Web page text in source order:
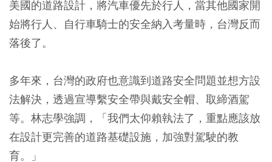
美國的道路設計，將汽車優先於行人，當其他國家開
始將行人、自行車騎士的安全納入考量時，台灣反而
落後了。
多年來，台灣的政府也意識到道路安全問題並想方設
法解決，透過宣導繫安全帶與戴安全帽、取締酒駕
等。林志學強調，「我們太仰賴執法了，重點應該放
在設計更完善的道路基礎設施，加強對駕駛的教
育。」